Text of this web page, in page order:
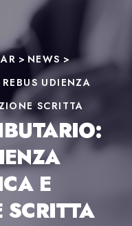
> NEWS >
UDIENZA
SCRITTA
E
SCRITTA